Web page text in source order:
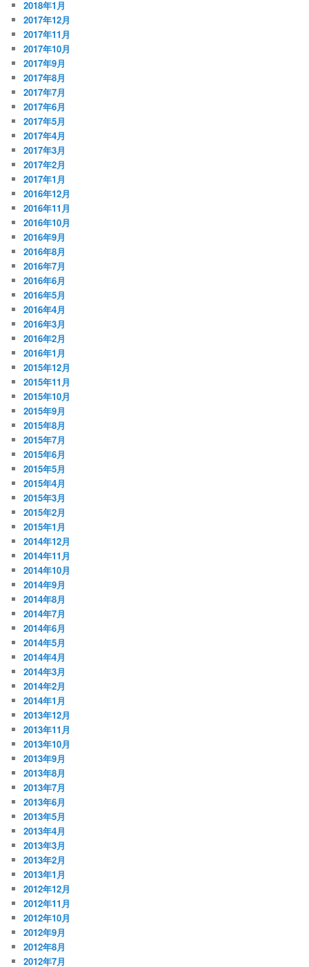
2018年1月
2017年12月
2017年11月
2017年10月
2017年9月
2017年8月
2017年7月
2017年6月
2017年5月
2017年4月
2017年3月
2017年2月
2017年1月
2016年12月
2016年11月
2016年10月
2016年9月
2016年8月
2016年7月
2016年6月
2016年5月
2016年4月
2016年3月
2016年2月
2016年1月
2015年12月
2015年11月
2015年10月
2015年9月
2015年8月
2015年7月
2015年6月
2015年5月
2015年4月
2015年3月
2015年2月
2015年1月
2014年12月
2014年11月
2014年10月
2014年9月
2014年8月
2014年7月
2014年6月
2014年5月
2014年4月
2014年3月
2014年2月
2014年1月
2013年12月
2013年11月
2013年10月
2013年9月
2013年8月
2013年7月
2013年6月
2013年5月
2013年4月
2013年3月
2013年2月
2013年1月
2012年12月
2012年11月
2012年10月
2012年9月
2012年8月
2012年7月